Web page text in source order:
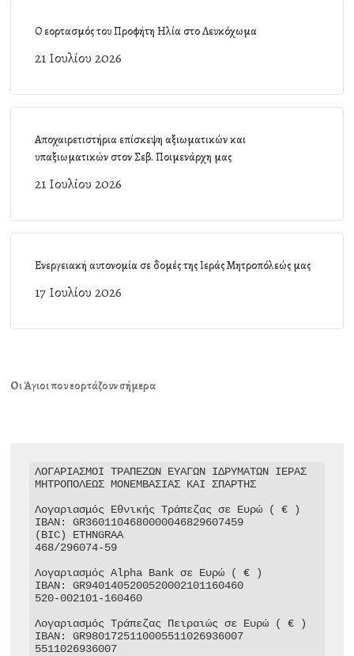
Ο εορτασμός του Προφήτη Ηλία στο Λευκόχωμα
21 Ιουλίου 2026
Αποχαιρετιστήρια επίσκεψη αξιωματικών και
υπαξιωματικών στον Σεβ. Ποιμενάρχη μας
21 Ιουλίου 2026
Ενεργειακή αυτονομία σε δομές της Ιεράς Μητροπόλεώς μας
17 Ιουλίου 2026
Οι Άγιοι που εορτάζουν σήμερα
ΛΟΓΑΡΙΑΣΜΟΙ ΤΡΑΠΕΖΩΝ ΕΥΑΓΩΝ ΙΔΡΥΜΑΤΩΝ ΙΕΡΑΣ
ΜΗΤΡΟΠΟΛΕΩΣ ΜΟΝΕΜΒΑΣΙΑΣ ΚΑΙ ΣΠΑΡΤΗΣ
Λογαριασμός Εθνικής Τράπεζας σε Ευρώ ( € )
IBAN: GR3601104680000046829607459
(BIC) ETHNGRAA
468/296074-59
Λογαριασμός Alpha Bank σε Ευρώ ( € )
IBAN: GR9401405200520002101160460
520-002101-160460
Λογαριασμός Τράπεζας Πειραιώς σε Ευρώ ( € )
IBAN: GR9801725110005511026936007
5511026936007